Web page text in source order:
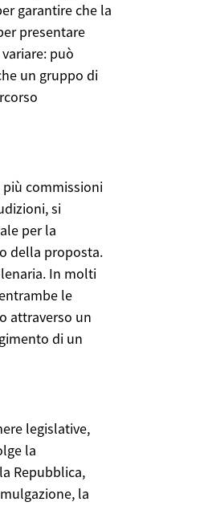
garantire che la
presentare
può
un gruppo di
commissioni
si
per la
della proposta.
In molti
le
attraverso un
di un
legislative,
la
Repubblica,
la